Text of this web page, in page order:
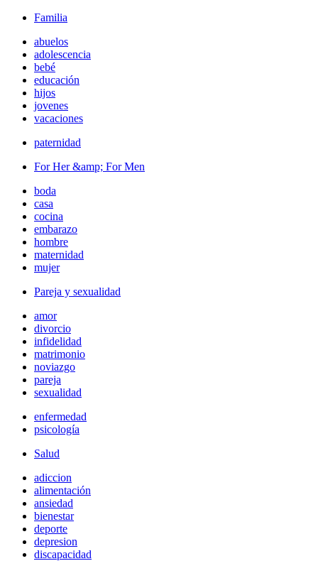
Familia
abuelos
adolescencia
bebé
educación
hijos
jovenes
vacaciones
paternidad
For Her &amp; For Men
boda
casa
cocina
embarazo
hombre
maternidad
mujer
Pareja y sexualidad
amor
divorcio
infidelidad
matrimonio
noviazgo
pareja
sexualidad
enfermedad
psicología
Salud
adiccion
alimentación
ansiedad
bienestar
deporte
depresion
discapacidad